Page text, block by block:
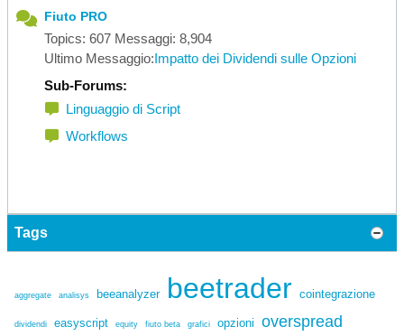
Fiuto PRO
Topics: 607 Messaggi: 8,904
Ultimo Messaggio:Impatto dei Dividendi sulle Opzioni
Sub-Forums:
Linguaggio di Script
Workflows
Tags
aggregate analisys beeanalyzer beetrader cointegrazione
dividendi easyscript equity fiuto beta grafici opzioni overspread